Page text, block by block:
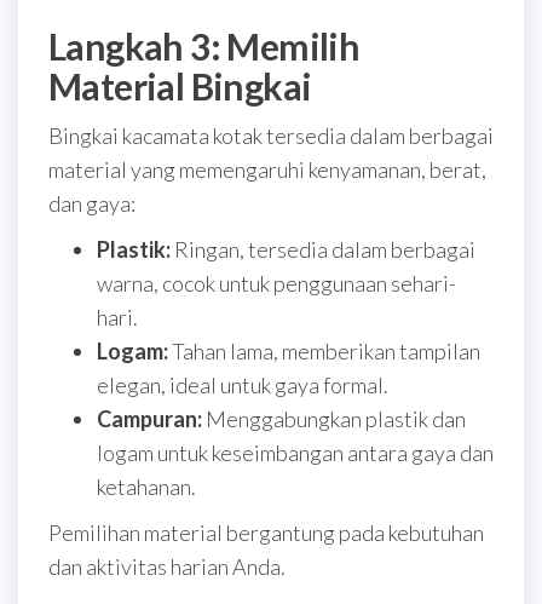
Langkah 3: Memilih
Material Bingkai
Bingkai kacamata kotak tersedia dalam berbagai
material yang memengaruhi kenyamanan, berat,
dan gaya:
Plastik: Ringan, tersedia dalam berbagai
warna, cocok untuk penggunaan sehari-
hari.
Logam:Tahan lama, memberikan tampilan
elegan, ideal untuk gaya formal.
Campuran: Menggabungkan plastik dan
logam untuk keseimbangan antara gaya dan
ketahanan.
Pemilihan material bergantung pada kebutuhan
dan aktivitas harian Anda.